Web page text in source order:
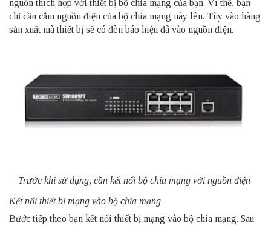
nguồn thích hợp với thiết bị bộ chia mạng của bạn. Vì thế, bạn
chỉ cần cắm nguồn điện của bộ chia mạng này lên. Tùy vào hãng
sản xuất mà thiết bị sẽ có đèn báo hiệu đã vào nguồn điện.
Trước khi sử dụng, cần kết nối bộ chia mạng với nguồn điện
Kết nối thiết bị mạng vào bộ chia mạng
Bước tiếp theo bạn kết nối thiết bị mạng vào bộ chia mạng. Sau